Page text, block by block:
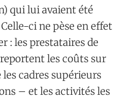
qui lui avaient été
ci ne pèse en effet
: les prestataires de
les coûts sur
cadres supérieurs
– et les activités les